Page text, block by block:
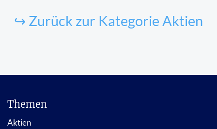
↪ Zurück zur Kategorie Aktien
Themen
Aktien